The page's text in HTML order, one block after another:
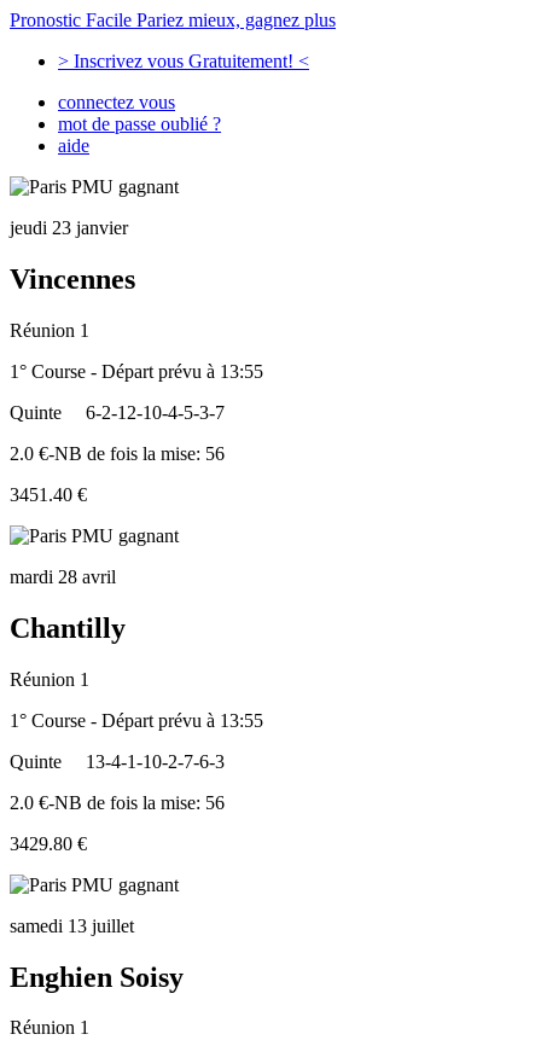
Pronostic Facile Pariez mieux, gagnez plus
> Inscrivez vous Gratuitement! <
connectez vous
mot de passe oublié ?
aide
jeudi 23 janvier
Vincennes
Réunion 1
1° Course - Départ prévu à 13:55
Quinte
6-2-12-10-4-5-3-7
2.0 €-NB de fois la mise: 56
3451.40 €
mardi 28 avril
Chantilly
Réunion 1
1° Course - Départ prévu à 13:55
Quinte
13-4-1-10-2-7-6-3
2.0 €-NB de fois la mise: 56
3429.80 €
samedi 13 juillet
Enghien Soisy
Réunion 1